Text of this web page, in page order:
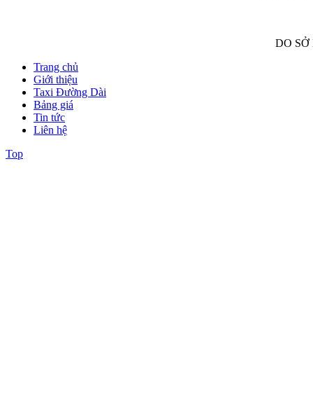
DO
Trang chủ
Giới thiệu
Taxi Đường Dài
Bảng giá
Tin tức
Liên hệ
Top